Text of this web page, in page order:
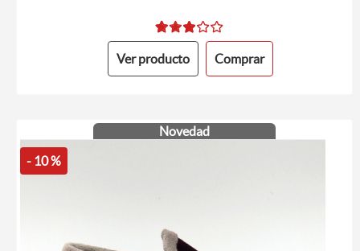
Ver producto Comprar
Novedad
- 10 %